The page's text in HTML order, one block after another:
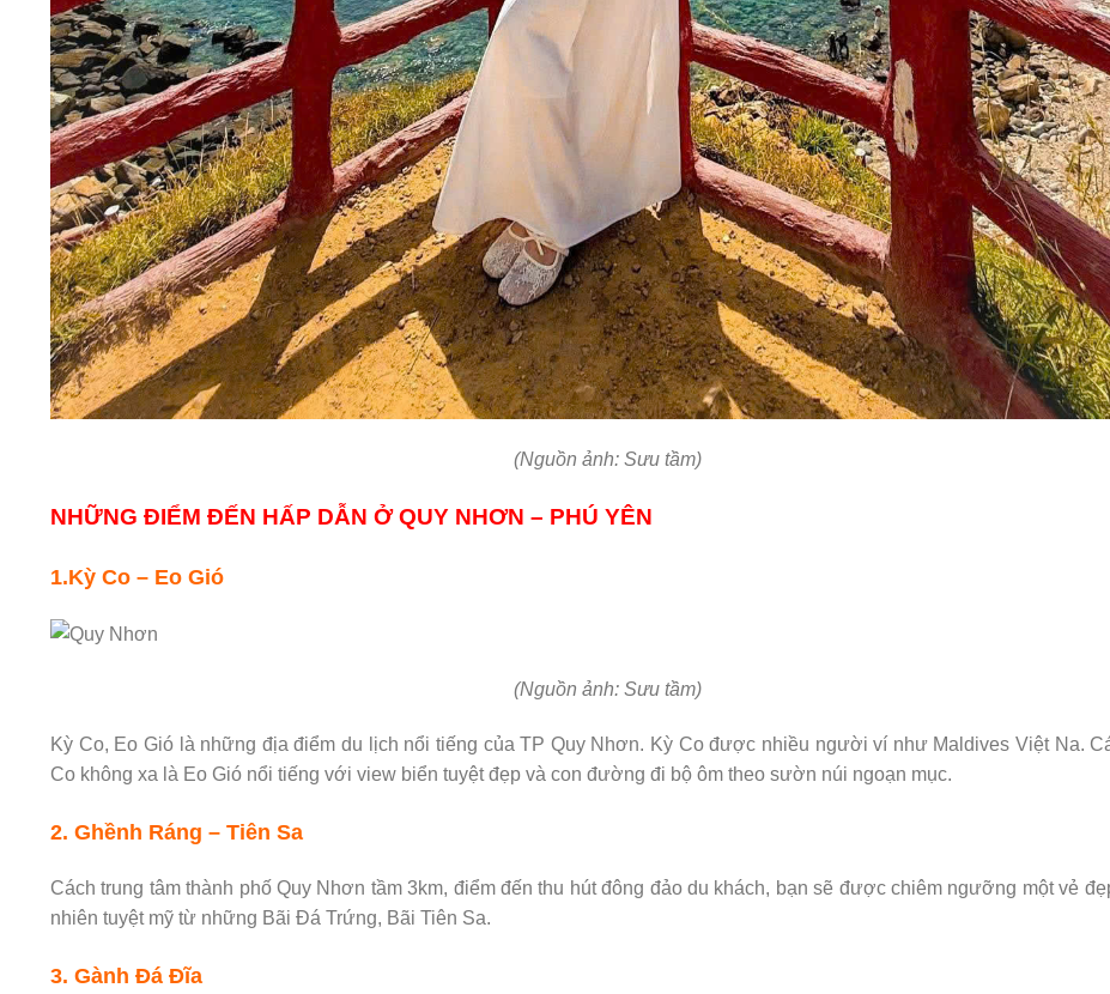
(Nguồn ảnh: Sưu tầm)
NHỮNG ĐIỂM ĐẾN HẤP DẪN Ở QUY NHƠN – PHÚ YÊN
1.Kỳ Co – Eo Gió
(Nguồn ảnh: Sưu tầm)
Kỳ Co, Eo Gió là những địa điểm du lịch nổi tiếng của TP Quy Nhơn. Kỳ Co được nhiều người ví như Maldives Việt Na.
Co không xa là Eo Gió nổi tiếng với view biển tuyệt đẹp và con đường đi bộ ôm theo sườn núi ngoạn mục.
2. Ghềnh Ráng – Tiên Sa
Cách trung tâm thành phố Quy Nhơn tầm 3km, điểm đến thu hút đông đảo du khách, bạn sẽ được chiêm ngưỡng một vẻ
nhiên tuyệt mỹ từ những Bãi Đá Trứng, Bãi Tiên Sa.
3. Gành Đá Đĩa